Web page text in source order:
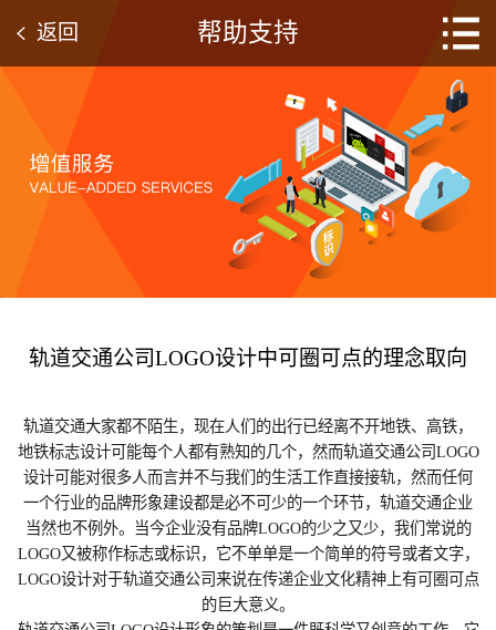
帮助支持
返回
轨道交通公司LOGO设计中可圈可点的理念取向
轨道交通大家都不陌生，现在人们的出行已经离不开地铁、高铁，
地铁标志设计可能每个人都有熟知的几个，然而轨道交通公司LOGO
设计可能对很多人而言并不与我们的生活工作直接接轨，然而任何
一个行业的品牌形象建设都是必不可少的一个环节，轨道交通企业
当然也不例外。当今企业没有品牌LOGO的少之又少，我们常说的
LOGO又被称作标志或标识，它不单单是一个简单的符号或者文字，
LOGO设计对于轨道交通公司来说在传递企业文化精神上有可圈可点
的巨大意义。